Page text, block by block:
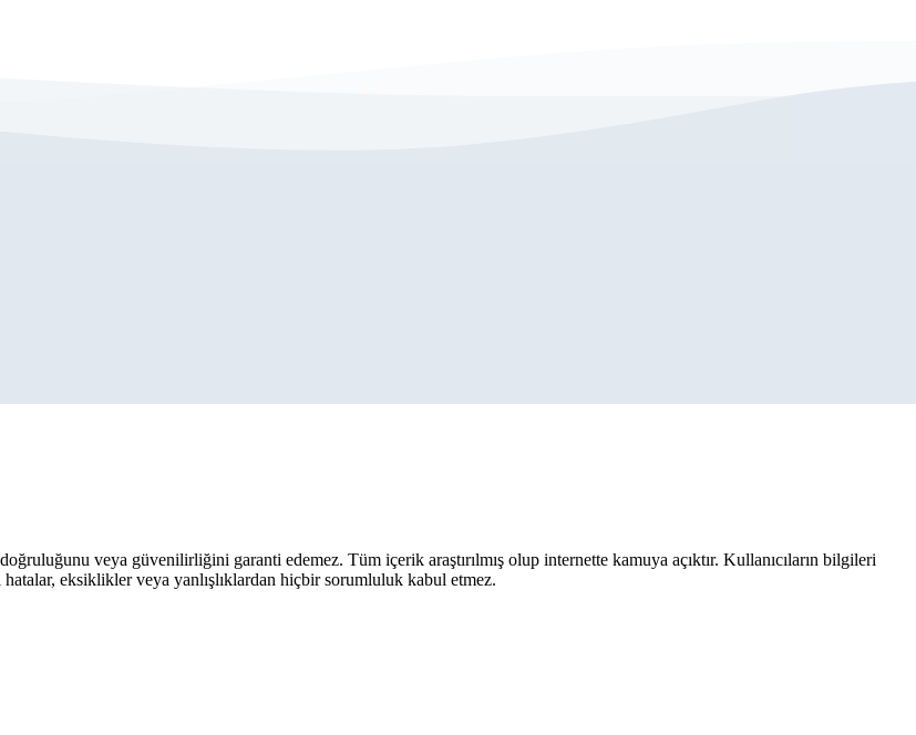
veya güvenilirliğini garanti edemez. Tüm içerik araştırılmış olup internette kamuya açıktır. Kullanıcıların bilgileri
eksiklikler veya yanlışlıklardan hiçbir sorumluluk kabul etmez.